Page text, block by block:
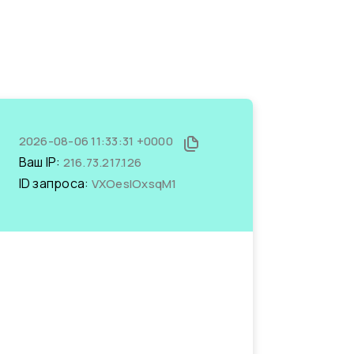
2026-08-06 11:33:31 +0000
Ваш IP: 216.73.217.126
ID запроса: VXOesIOxsqM1